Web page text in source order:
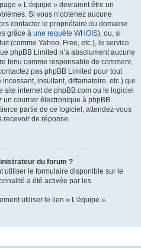
« L’équipe » devraient être un
Si vous n’obtenez aucune
contacter le propriétaire du domaine
grâce à une requête WHOIS), ou, si
(comme Yahoo, Free, etc.), le service
phpBB Limited n’a absolument aucune
tenu comme responsable de comment,
pas phpBB Limited pour tout
insultant, diffamatoire, etc.) qui
internet de phpBB.com ou le logiciel
un courrier électronique à phpBB
partie de ce logiciel, attendez-vous
recevoir de réponse.
du forum ?
utiliser le formulaire disponible sur le
a été activée par les
utiliser le lien « L’équipe ».